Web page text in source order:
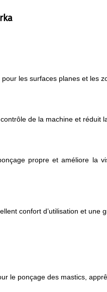
les surfaces planes et les
de la machine et réduit
propre et améliore la
confort d’utilisation et une
le ponçage des mastics,